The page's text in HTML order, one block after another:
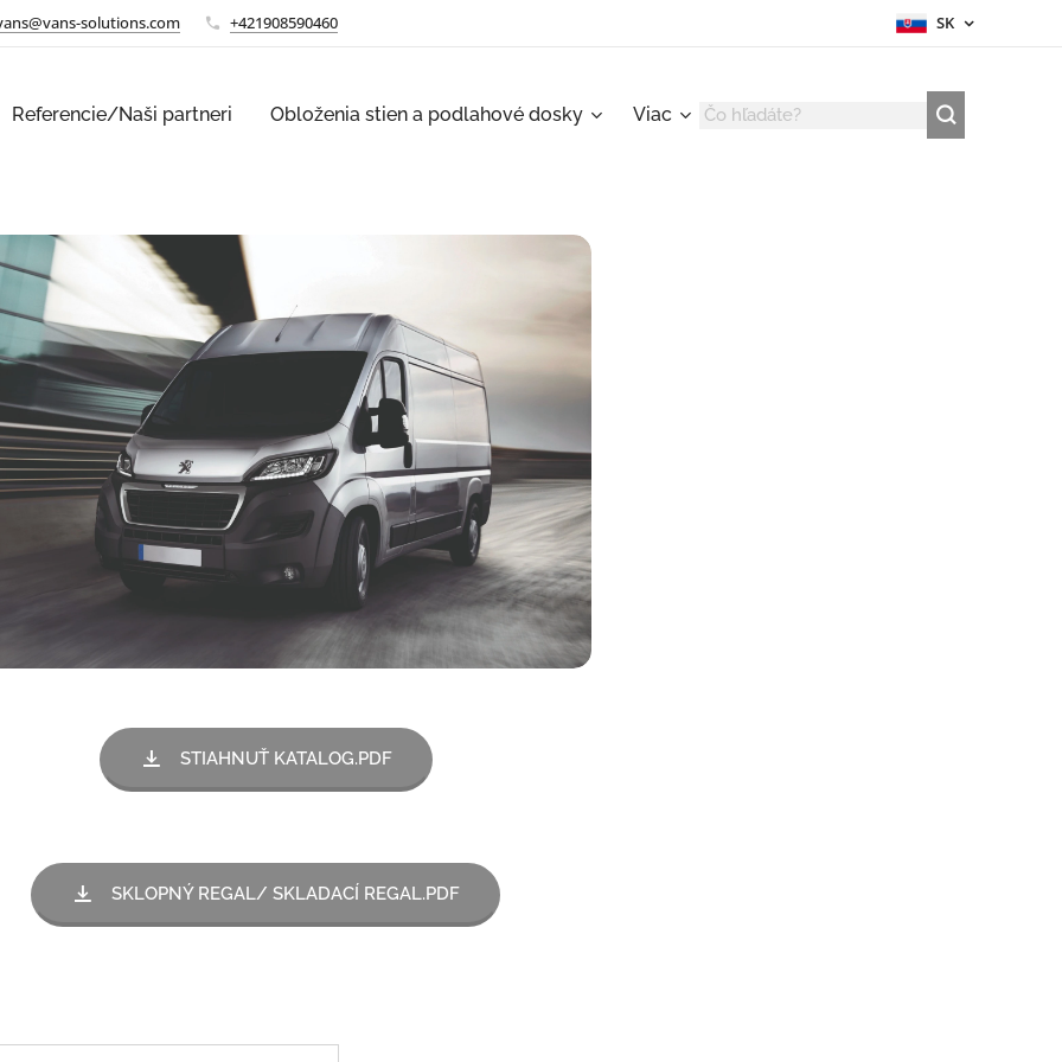
solutions.com +421908590460 SK
Referencie/Naši partneri Obloženia stien a podlahové dosky Viac
STIAHNUŤ KATALOG.PDF
SKLOPNÝ REGAL/ SKLADACÍ REGAL.PDF